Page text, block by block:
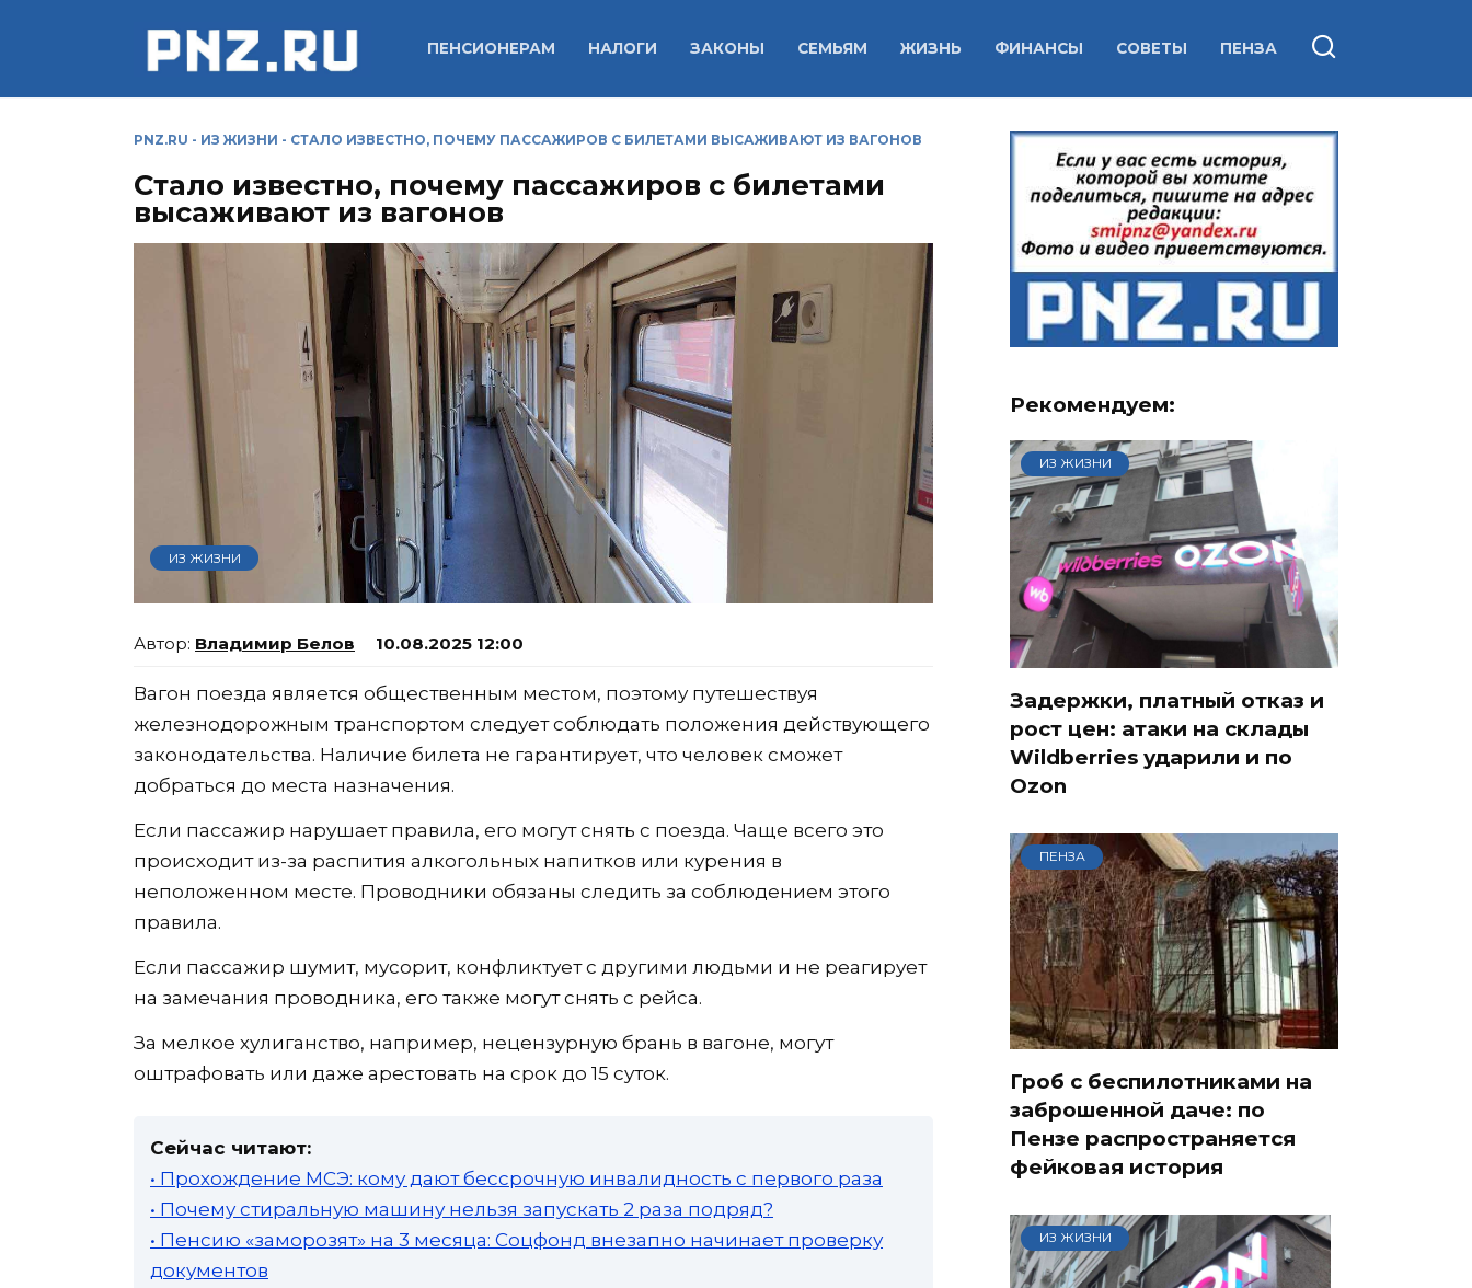
ПЕНСИОНЕРАМ НАЛОГИ ЗАКОНЫ СЕМЬЯМ ЖИЗНЬ ФИНАНСЫ СОВЕТЫ ПЕНЗА
PNZ.RU - ИЗ ЖИЗНИ - СТАЛО ИЗВЕСТНО, ПОЧЕМУ ПАССАЖИРОВ С БИЛЕТАМИ ВЫСАЖИВАЮТ ИЗ ВАГОНОВ
Стало известно, почему пассажиров с билетами
высаживают из вагонов
ИЗ ЖИЗНИ
Владимир Белов 10.08.2025 12:00
Вагон поезда является общественным местом, поэтому путешествуя
железнодорожным транспортом следует соблюдать положения действующего
законодательства. Наличие билета не гарантирует, что человек сможет
добраться до места назначения.
Если пассажир нарушает правила, его могут снять с поезда. Чаще всего это
происходит из-за распития алкогольных напитков или курения в
неположенном месте. Проводники обязаны следить за соблюдением этого
правила.
Если пассажир шумит, мусорит, конфликтует с другими людьми и не реагирует
на замечания проводника, его также могут снять с рейса.
За мелкое хулиганство, например, нецензурную брань в вагоне, могут
оштрафовать или даже арестовать на срок до 15 суток.
Сейчас читают:
• Прохождение МСЭ: кому дают бессрочную инвалидность с первого раза
• Почему стиральную машину нельзя запускать 2 раза подряд?
• Пенсию «заморозят» на 3 месяца: Соцфонд внезапно начинает проверку
документов
Рекомендуем:
ИЗ ЖИЗНИ
Задержки, платный отказ и
рост цен: атаки на склады
Wildberries ударили и по
Ozon
ПЕНЗА
Гроб с беспилотниками на
заброшенной даче: по
Пензе распространяется
фейковая история
ИЗ ЖИЗНИ